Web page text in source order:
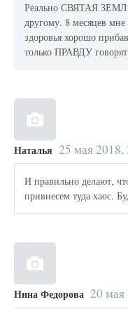
Реально СВЯТАЯ
другому. 8 месяцев мне
здоровья хорошо
только ПРАВДУ
Наталья 25 мая 2018,
И правильно делают,
привнесем туда хаос.
Нина Федорова 20 мая